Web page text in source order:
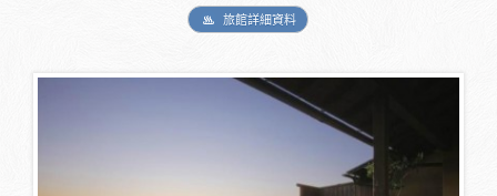
旅館詳細資料